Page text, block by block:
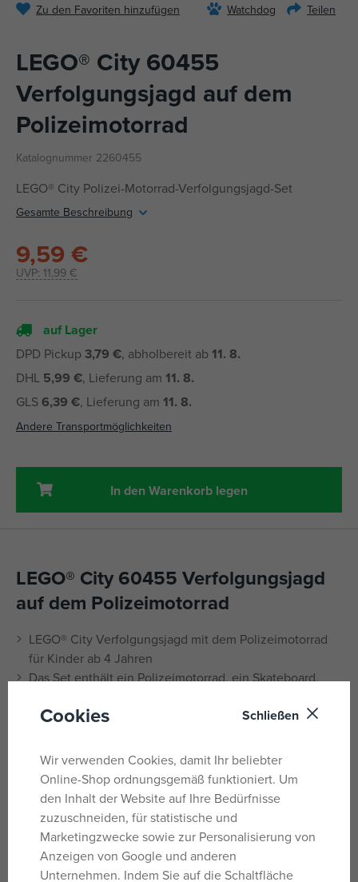
Zu den Favoriten hinzufügen Watchdog Teilen
LEGO® City 60455
Verfolgungsjagd auf dem
Polizeimotorrad
Katalognummer 2260455
LEGO® City Polizei-Motorrad-Verfolgungsjagd-Set
Gesamte Beschreibung
UVP: 11,99 €
9,59 €
auf Lager
DPD Pickup 3,79 €, abholbereit ab 11. 8.
DHL 5,99 €, Lieferung am 11. 8.
GLS6,39 €, Lieferung am 11. 8.
Andere Transportmöglichkeiten
In den Warenkorb legen
LEGO® City 60455 Verfolgungsjagd
auf dem Polizeimotorrad
LEGO® City Verfolgungsjagd mit dem Polizeimotorrad
für Kinder ab 4 Jahren
Das Set enthält ein Polizeimotorrad, ein Skateboard,
Spielen Sie Verfolgungsjagd mit einem Polizisten,
sich öffnenden Geldautomaten
Zum Zubehör gehören eine Taschenlampe,
Handschellen und ein Brecheisen
Dieses LEGO® City Bauset ist ein tolles
Weihnachtsgeschenk für Kinder ab 4 Jahren
Enthält einen LEGO® Starterstein und eine digitale 3D-
Anleitung in der LEGO Builder App
Cookies Schließen
Wir verwenden Cookies, damit Ihr beliebter
Online-Shop ordnungsgemäß funktioniert. Um
den Inhalt der Website auf Ihre Bedürfnisse
zuzuschneiden, für statistische und
Marketingzwecke sowie zur Personalisierung von
Anzeigen von Google und anderen
Unternehmen. Indem Sie auf die Schaltfläche